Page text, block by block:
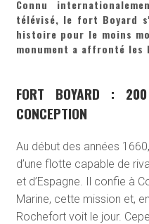
Connu
télévisé, le fort Boyard
histoire pour le moins
monument a affronté les
FORT BOYARD :
CONCEPTION
Au début des années
d’une flotte capable de
et d’Espagne. Il confie à
Marine, cette mission et,
Rochefort voit le jour.